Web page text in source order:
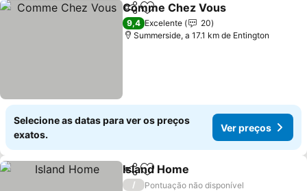
PartilharAdicionar aos favoritos
Comme Chez Vous
9,4 Excelente
20
Summerside, a 17.1 km de Entington
Selecione as datas para ver os preços
exatos.
Ver preços
PartilharAdicionar aos favoritos
Island Home
/
Pontuação não disponível